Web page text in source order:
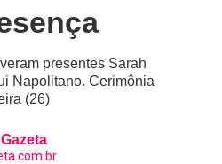
presentes Sarah
Napolitano. Cerimônia
(26)